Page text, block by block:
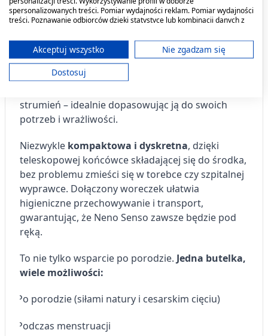
kształt doskonale leży w dłoni, a innowacyjna,
teleskopowa szyjka ułatwia precyzyjne dotarcie do
przyjmowania niewygodnych pozycji.
Intensywność strumienia regulujesz siłą nacisku
strumień – idealnie dopasowując ją do swoich
potrzeb i wrażliwości.
Niezwykle kompaktowa i dyskretna, dzięki
teleskopowej końcówce składającej się do środka,
bez problemu zmieści się w torebce czy szpitalnej
wyprawce. Dołączony woreczek ułatwia
higieniczne przechowywanie i transport,
gwarantując, że Neno Senso zawsze będzie pod
ręką.
To nie tylko wsparcie po porodzie. Jedna butelka,
wiele możliwości:
Po porodzie (siłami natury i cesarskim cięciu)
Podczas menstruacji
spersonalizowanych treści. Pomiar wydajności reklam. Pomiar wydajności
treści. Poznawanie odbiorców dzięki statystyce lub kombinacji danych z
ograniczonych danych do wyboru treści.
Dane mogą być udostępniane poza Unię Europejską i wysyłane do USA.
Twoja zgoda i polityka cookie dotyczą wyłącznie tej witryny/aplikacji.
Wyświetl listę partnerów (11 dostawców IAB)
Cele przetwarzania IAB:
Przechowywanie informacji na urządzeniu
Wykorzystywanie ograniczonych danych do
wyboru reklam
Tworzenie profili w celu
spersonalizowanych reklam
Wykorzystanie profili do wyboru
spersonalizowanych reklam
Tworzenie profili w celu personalizacji treści
spersonalizowanych treści
Pomiar efektywności reklam
Akceptuj wszystko
Nie zgadzam się
Dostosuj